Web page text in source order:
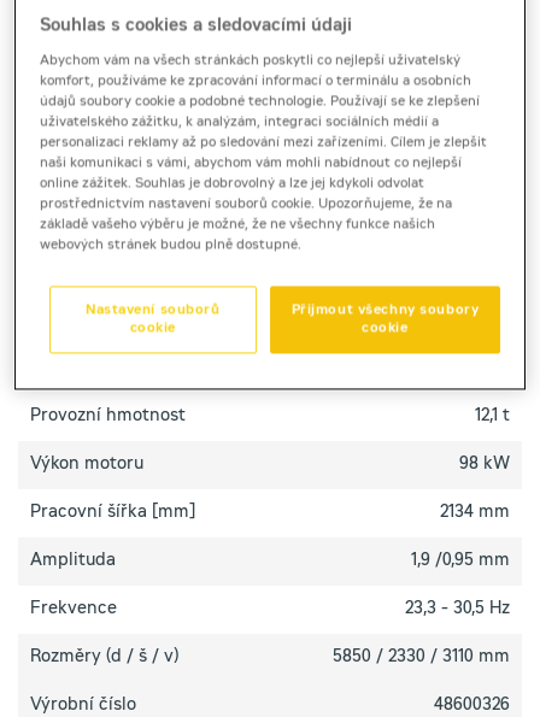
zeminový válec
Cat CS64B
Produktový list
TECHNICKÉ PARAMETRY
Provozní hmotnost 12,1 t
Výkon motoru 98 kW
Pracovní šířka [mm] 2134 mm
Amplituda 1,9 /0,95 mm
Frekvence 23,3 - 30,5 Hz
Rozměry (d / š / v) 5850 / 2330 / 3110 mm
Výrobní číslo 48600326
Souhlas s cookies a sledovacími údaji
Abychom vám na všech stránkách poskytli co nejlepší uživatelský
komfort, používáme ke zpracování informací o terminálu a osobních
údajů soubory cookie a podobné technologie. Používají se ke zlepšení
uživatelského zážitku, k analýzám, integraci sociálních médií a
personalizaci reklamy až po sledování mezi zařízeními. Cílem je zlepšit
naši komunikaci s vámi, abychom vám mohli nabídnout co nejlepší
online zážitek. Souhlas je dobrovolný a lze jej kdykoli odvolat
prostřednictvím nastavení souborů cookie. Upozorňujeme, že na
základě vašeho výběru je možné, že ne všechny funkce našich
webových stránek budou plně dostupné.
Přijmout všechny soubory
cookie
Nastavení souborů
cookie